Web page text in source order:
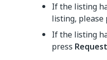
If the listing
listing, please
If the listing
press